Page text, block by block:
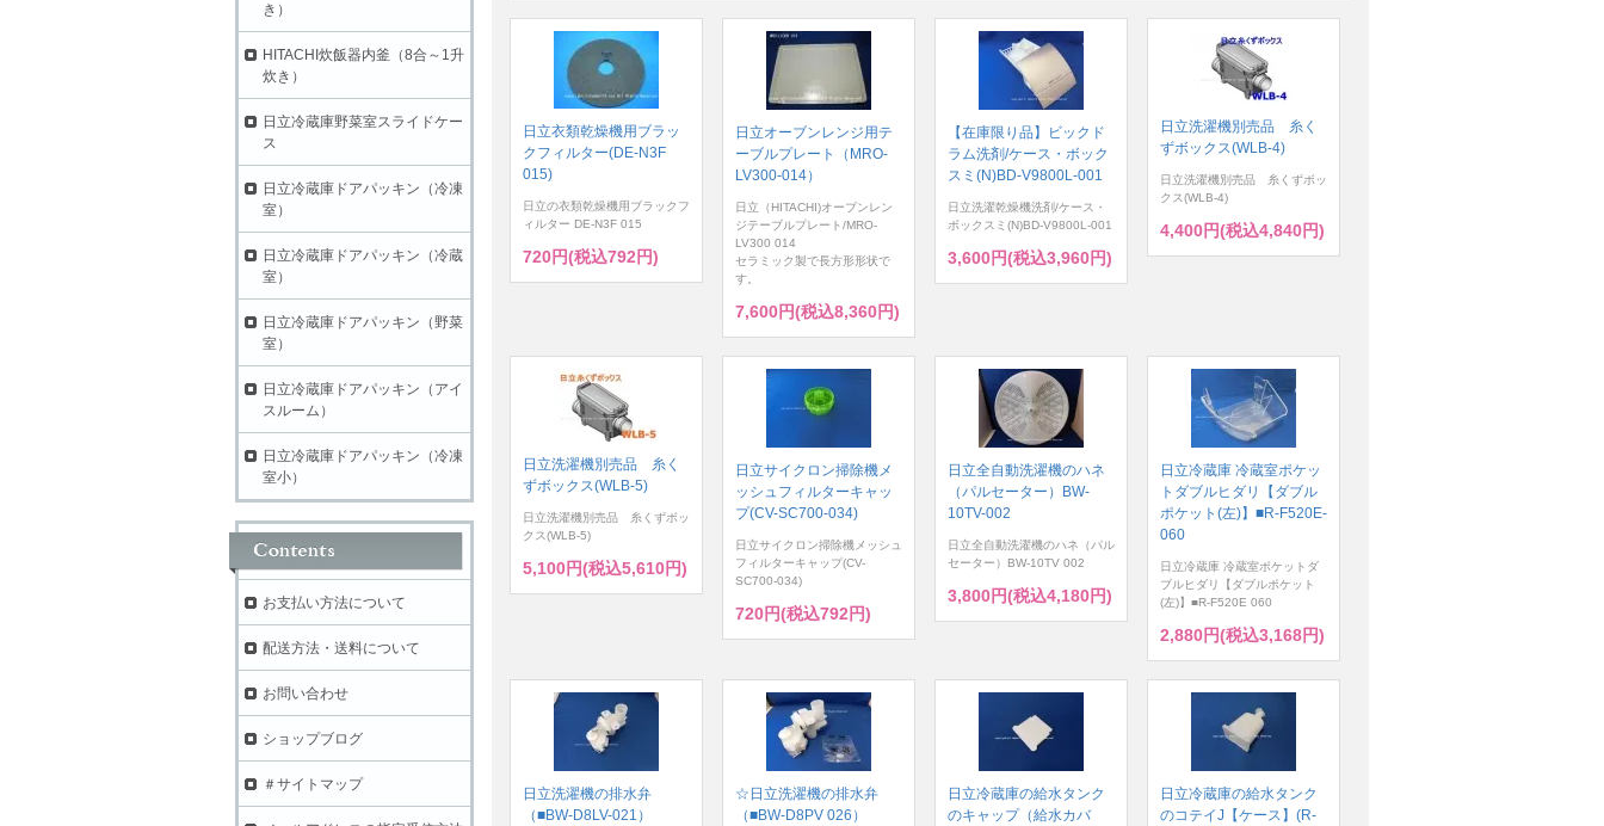
日立衣類乾燥機用ブラッ
クフィルター(DE-N3F
015)
日立の衣類乾燥機用ブラックフ
ィルター DE-N3F 015
720円(税込792円)
日立オーブンレンジ用テ
ーブルプレート（MRO-
LV300-014）
日立（HITACHI)オーブンレン
ジテーブルプレート/MRO-
LV300 014
セラミック製で長方形形状で
す。
7,600円(税込8,360円)
【在庫限り品】ビックド
ラム洗剤/ケース・ボック
スミ(N)BD-V9800L-001
日立洗濯乾燥機洗剤/ケース・
ボックスミ(N)BD-V9800L-001
3,600円(税込3,960円)
日立洗濯機別売品 糸く
ずボックス(WLB-4)
日立洗濯機別売品 糸くずボッ
クス(WLB-4)
4,400円(税込4,840円)
日立洗濯機別売品 糸く
ずボックス(WLB-5)
日立洗濯機別売品 糸くずボッ
クス(WLB-5)
5,100円(税込5,610円)
日立サイクロン掃除機メ
ッシュフィルターキャッ
プ(CV-SC700-034)
日立サイクロン掃除機メッシュ
フィルターキャップ(CV-
SC700-034)
720円(税込792円)
日立全自動洗濯機のハネ
（パルセーター）BW-
10TV-002
日立全自動洗濯機のハネ（パル
セーター）BW-10TV 002
3,800円(税込4,180円)
日立冷蔵庫 冷蔵室ポケッ
トダブルヒダリ【ダブル
ポケット(左)】■R-F520E-
060
日立冷蔵庫 冷蔵室ポケットダ
ブルヒダリ【ダブルポケット
(左)】■R-F520E 060
2,880円(税込3,168円)
日立洗濯機の排水弁
（■BW-D8LV-021）
☆日立洗濯機の排水弁
（■BW-D8PV 026）
日立冷蔵庫の給水タンク
のキャップ（給水カバ
日立冷蔵庫の給水タンク
のコテイJ【ケース】(R-
き）
HITACHI炊飯器内釜（8合～1升
炊き）
日立冷蔵庫野菜室スライドケー
ス
日立冷蔵庫ドアパッキン（冷凍
室）
日立冷蔵庫ドアパッキン（冷蔵
室）
日立冷蔵庫ドアパッキン（野菜
室）
日立冷蔵庫ドアパッキン（アイ
スルーム）
日立冷蔵庫ドアパッキン（冷凍
室小）
お支払い方法について
配送方法・送料について
お問い合わせ
ショップブログ
＃サイトマップ